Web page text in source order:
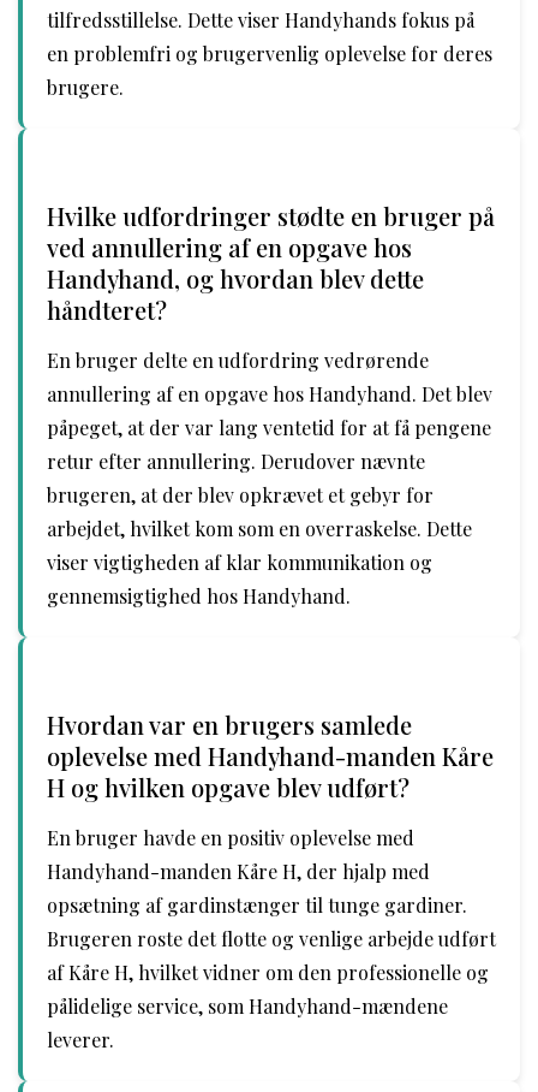
tilfredsstillelse. Dette viser Handyhands fokus på
en problemfri og brugervenlig oplevelse for deres
brugere.
Hvilke udfordringer stødte en bruger på
ved annullering af en opgave hos
Handyhand, og hvordan blev dette
håndteret?
En bruger delte en udfordring vedrørende
annullering af en opgave hos Handyhand. Det blev
påpeget, at der var lang ventetid for at få pengene
retur efter annullering. Derudover nævnte
brugeren, at der blev opkrævet et gebyr for
arbejdet, hvilket kom som en overraskelse. Dette
viser vigtigheden af klar kommunikation og
gennemsigtighed hos Handyhand.
Hvordan var en brugers samlede
oplevelse med Handyhand-manden Kåre
H og hvilken opgave blev udført?
En bruger havde en positiv oplevelse med
Handyhand-manden Kåre H, der hjalp med
opsætning af gardinstænger til tunge gardiner.
Brugeren roste det flotte og venlige arbejde udført
af Kåre H, hvilket vidner om den professionelle og
pålidelige service, som Handyhand-mændene
leverer.